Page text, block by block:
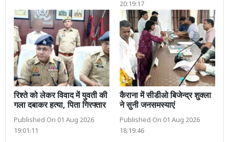
20:19:17
रिश्ते को लेकर विवाद में युवती की
गला दबाकर हत्या, पिता गिरफ्तार
Published On 01 Aug 2026
19:01:11
कैराना में सीडीओ बिजेन्द्र शुक्ला
ने सुनी जनसमस्याएं
Published On 01 Aug 2026
18:19:46